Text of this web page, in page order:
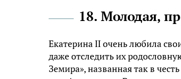
18. Молодая,
Екатерина II очень любила
даже отследить их
Земира», названная так в